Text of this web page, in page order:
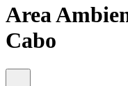
Area
Cabo